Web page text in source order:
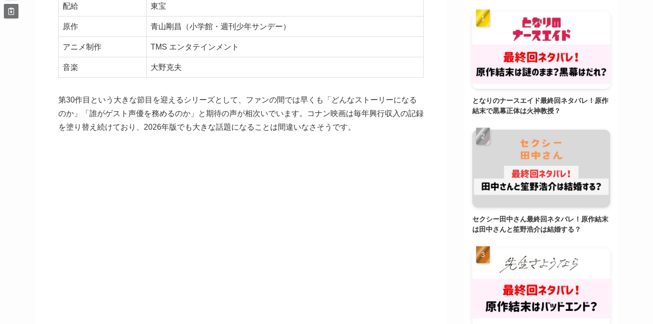
配給 東宝
原作 青山剛昌（小学館・週刊少年サンデー）
アニメ制作 TMS エンタテインメント
音楽 大野克夫
第30作目という大きな節目を迎えるシリーズとして、ファンの間では早くも「どんなストーリーになる
のか」「誰がゲスト声優を務めるのか」と期待の声が相次いでいます。コナン映画は毎年興行収入の記録
を塗り替え続けており、2026年版でも大きな話題になることは間違いなさそうです。
となりのナースエイド最終回ネタバレ！原作
結末で黒幕正体は火神教授？
セクシー田中さん最終回ネタバレ！原作結末
は田中さんと笙野浩介は結婚する？